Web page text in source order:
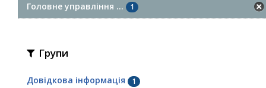
Головне управління ... 1
Групи
Довідкова інформація 1